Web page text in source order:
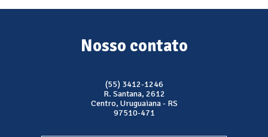
Nosso contato
(55) 3412-1246
R. Santana, 2612
Centro, Uruguaiana - RS
97510-471